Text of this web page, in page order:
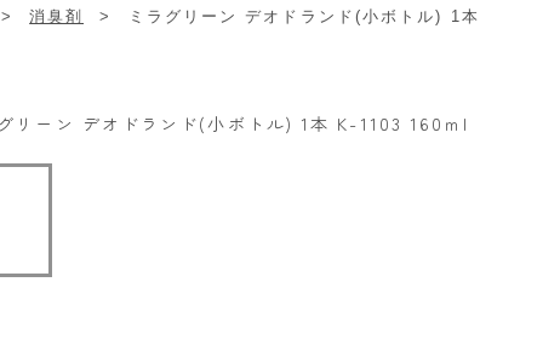
> 消臭剤 > ミラグリーン デオドランド(小ボトル) 1本